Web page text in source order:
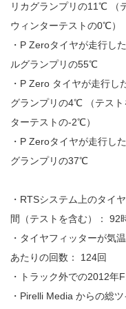
リカグランプリの11℃ （
ウィンターテストの0℃）
・P Zeroタイヤが走行し
ルグランプリの55℃
・P Zero タイヤが走行し
グランプリの4℃ （テス
ターテストの-2℃）
・P Zeroタイヤが走行し
グランプリの37℃
・RTSシステム上のタイ
間（テストを含む）： 92
・タイヤフィッターが気
あたりの回数： 124回
・トラック外での2012年
・Pirelli Media からの総